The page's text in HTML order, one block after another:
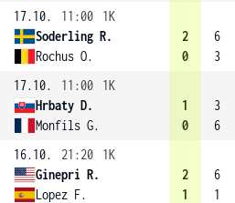
17.10.
11:00
1K
Soderling R.
Rochus O.
2
0
6
3
17.10.
11:00
1K
Hrbaty D.
Monfils G.
1
0
3
6
16.10.
21:20
1K
Ginepri R.
Lopez F.
2
1
6
1